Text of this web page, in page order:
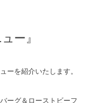
ー』
ーを紹介いたします。
ーグ＆ローストビーフ